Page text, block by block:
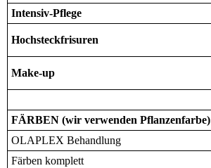
Intensiv-Pflege
Hochsteckfrisuren
Make-up
FÄRBEN (wir verwenden Pflanzenfarbe)
OLAPLEX Behandlung
Färben komplett